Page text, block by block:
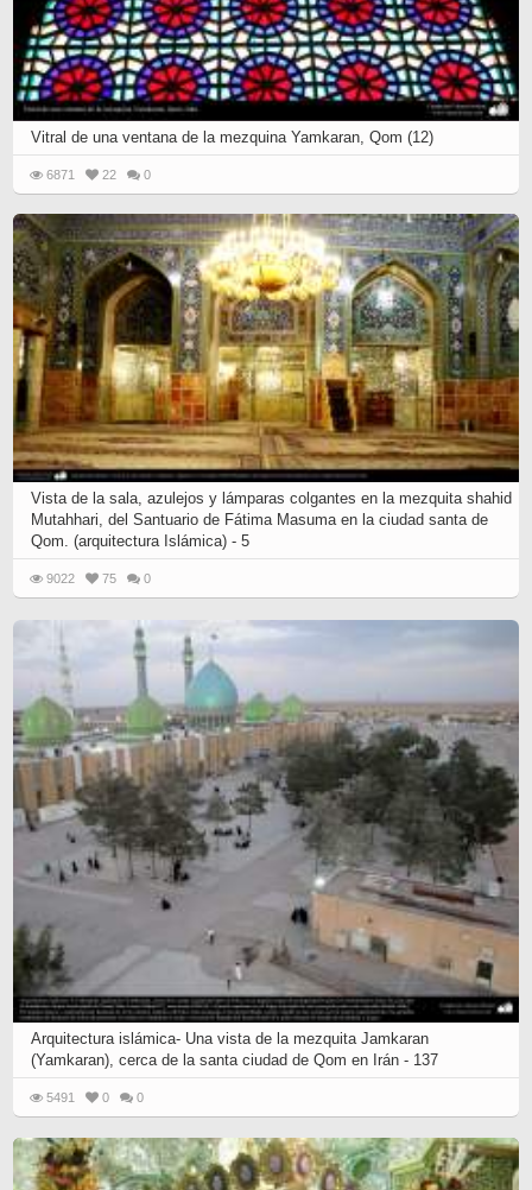
Vitral de una ventana de la mezquina Yamkaran, Qom (12)
6871 22 0
Vista de la sala, azulejos y lámparas colgantes en la mezquita shahid
Mutahhari, del Santuario de Fátima Masuma en la ciudad santa de
Qom. (arquitectura Islámica) - 5
9022 75 0
Arquitectura islámica- Una vista de la mezquita Jamkaran
(Yamkaran), cerca de la santa ciudad de Qom en Irán - 137
5491 0 0